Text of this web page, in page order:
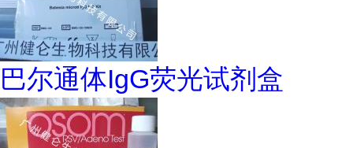
巴尔通体IgG荧光试剂盒